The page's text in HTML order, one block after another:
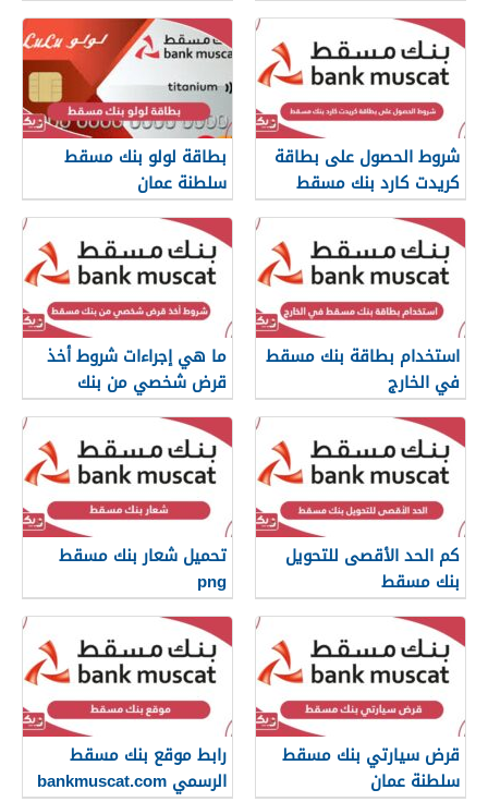
شروط الحصول على بطاقة
كريدت كارد بنك مسقط
بطاقة لولو بنك مسقط
سلطنة عمان
استخدام بطاقة بنك مسقط
في الخارج
ما هي إجراءات شروط أخذ
قرض شخصي من بنك
مسقط
كم الحد الأقصى للتحويل
بنك مسقط
تحميل شعار بنك مسقط
png
قرض سيارتي بنك مسقط
سلطنة عمان
رابط موقع بنك مسقط
الرسمي bankmuscat.com